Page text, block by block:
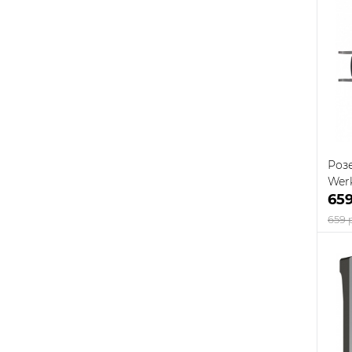
клик
659